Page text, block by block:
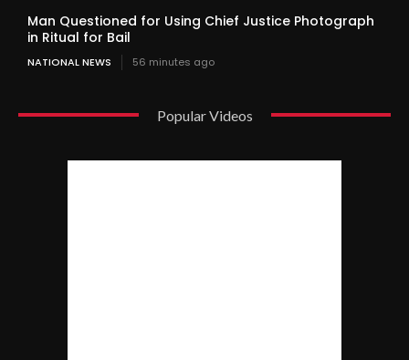
Man Questioned for Using Chief Justice Photograph
in Ritual for Bail
NATIONAL NEWS 56 minutes ago
Popular Videos